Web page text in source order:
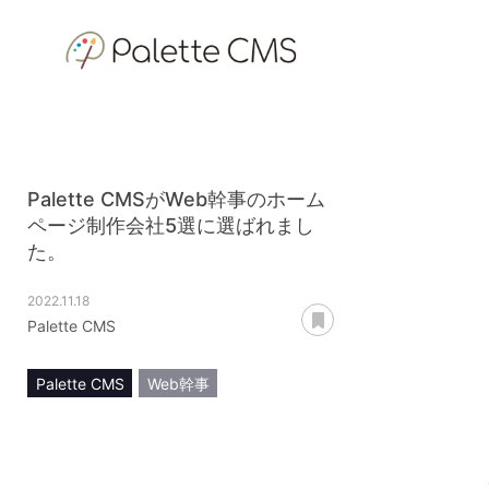
Palette CMSがWeb幹事のホーム
ページ制作会社5選に選ばれまし
た。
2022.11.18
Palette CMS
Palette CMS
Web幹事